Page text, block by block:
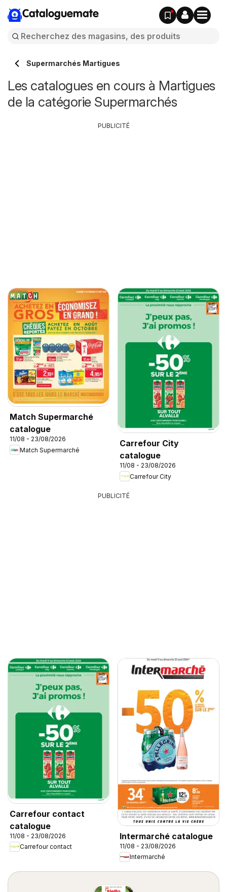
Cataloguemate
Supermarchés Martigues
Les catalogues en cours à Martigues
de la catégorie Supermarchés
Match Supermarché
catalogue
11/08 - 23/08/2026
Match Supermarché
Carrefour City
catalogue
11/08 - 23/08/2026
Carrefour City
PUBLICITÉ
PUBLICITÉ
Carrefour contact
catalogue
11/08 - 23/08/2026
Carrefour contact
Intermarché catalogue
11/08 - 23/08/2026
Intermarché